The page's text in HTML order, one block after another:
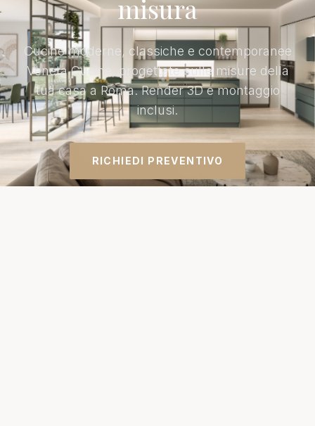
misura
Cucine moderne, classiche e contemporanee
Veneta Cucine, progettate sulle misure della
tua casa a Roma. Render 3D e montaggio
inclusi.
RICHIEDI PREVENTIVO